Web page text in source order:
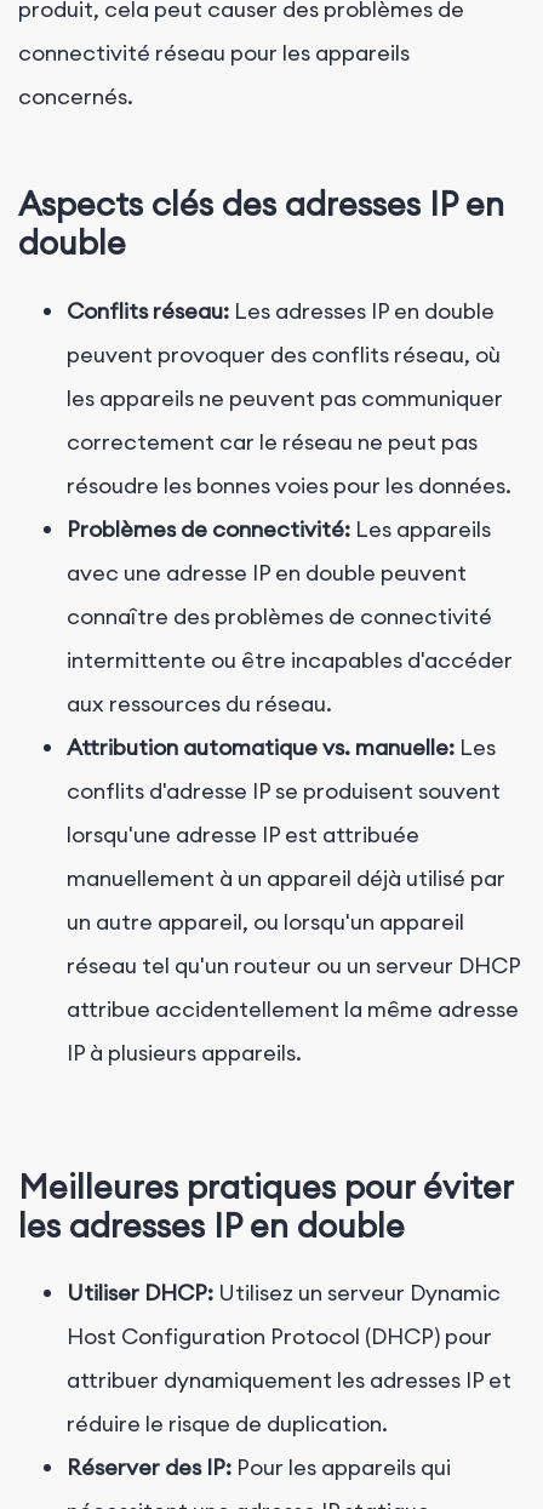
produit, cela peut causer des problèmes de
connectivité réseau pour les appareils
concernés.
Aspects clés des adresses IP en
double
Conflits réseau: Les adresses IP en double
peuvent provoquer des conflits réseau, où
les appareils ne peuvent pas communiquer
correctement car le réseau ne peut pas
résoudre les bonnes voies pour les données.
Problèmes de connectivité: Les appareils
avec une adresse IP en double peuvent
connaître des problèmes de connectivité
intermittente ou être incapables d'accéder
aux ressources du réseau.
Attribution automatique vs. manuelle: Les
conflits d'adresse IP se produisent souvent
lorsqu'une adresse IP est attribuée
manuellement à un appareil déjà utilisé par
un autre appareil, ou lorsqu'un appareil
réseau tel qu'un routeur ou un serveur DHCP
attribue accidentellement la même adresse
IP à plusieurs appareils.
Meilleures pratiques pour éviter
les adresses IP en double
Utiliser DHCP: Utilisez un serveur Dynamic
Host Configuration Protocol (DHCP) pour
attribuer dynamiquement les adresses IP et
réduire le risque de duplication.
Réserver des IP: Pour les appareils qui